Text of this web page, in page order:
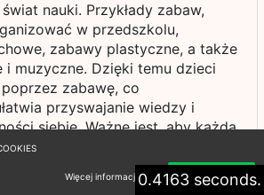
nauki. Przykłady zabaw,
w przedszkolu,
zabawy plastyczne, a także
i muzyczne. Dzięki temu dzieci
zabawę, co
przyswajanie wiedzy i
siebie. Ważne jest, aby każda
do potrzeb i
co wpłynie na ich
i radość z uczestnictwa.0.4163 seconds.
Więcej informacji Akceptuję